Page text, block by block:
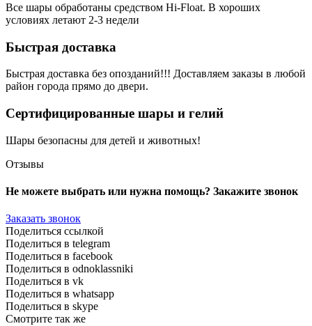
Все шары обработаны средством Hi-Float. В хороших
условиях летают 2-3 недели
Быстрая доставка
Быстрая доставка без опозданий!!! Доставляем заказы в любой
район города прямо до двери.
Сертифицированные шары и гелий
Шары безопасны для детей и животных!
Отзывы
Не можете выбрать или нужна помощь? Закажите звонок
Заказать звонок
Поделиться ссылкой
Поделиться в telegram
Поделиться в facebook
Поделиться в odnoklassniki
Поделиться в vk
Поделиться в whatsapp
Поделиться в skype
Смотрите так же